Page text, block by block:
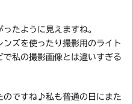
たように見えますね。
ズを使ったり撮影用のライト
私の撮影画像とは違いすぎる
のですね♪私も普通の日にまた